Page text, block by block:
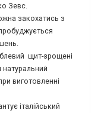
Зевс.
закохатись з
щит-зрощені
виготовленні
італійський